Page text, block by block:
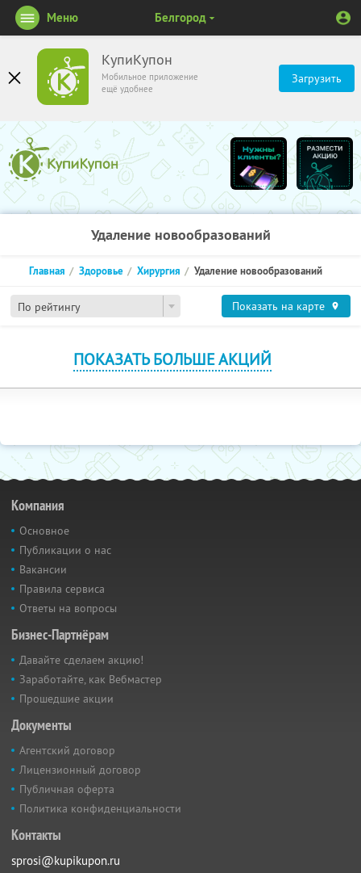
КупиКупон
Мобильное приложение
ещё удобнее
Загрузить
Меню Белгород
Удаление новообразований
По рейтингу
Главная Здоровье Хирургия Удаление новообразований
Показать на карте
ПОКАЗАТЬ БОЛЬШЕ АКЦИЙ
Компания
Основное
Публикации о нас
Вакансии
Правила сервиса
Ответы на вопросы
Бизнес-Партнёрам
Давайте сделаем акцию!
Заработайте, как Вебмастер
Прошедшие акции
Документы
Агентский договор
Лицензионный договор
Публичная оферта
Политика конфиденциальности
Контакты
sprosi@kupikupon.ru